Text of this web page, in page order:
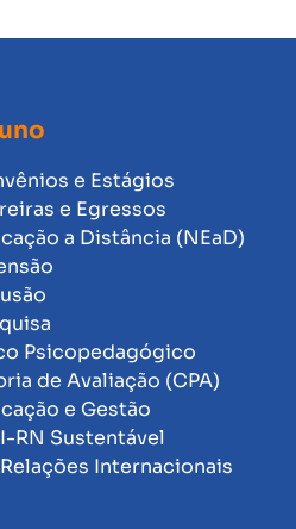
e Estágios
e Egressos
a Distância (NEaD)
Psicopedagógico
de Avaliação (CPA)
e Gestão
RN Sustentável
Internacionais